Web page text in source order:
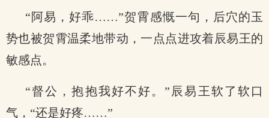
“阿易，好乖……”贺霄感慨一句，后穴的玉
势也被贺霄温柔地带动，一点点进攻着辰易王的
敏感点。
“督公，抱抱我好不好。”辰易王软了软口
气，“还是好疼……”